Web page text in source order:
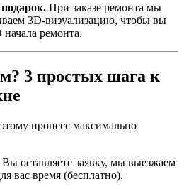
При заказе ремонта мы
3D-визуализацию, чтобы вы
начала ремонта.
3 простых шага к
процесс максимально
Вы оставляете заявку, мы выезжаем
вас время (бесплатно).